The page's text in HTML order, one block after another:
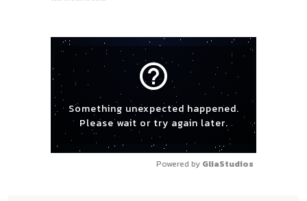
help_outline
Something unexpected happened.
Please wait or try again later.
Powered by GliaStudios